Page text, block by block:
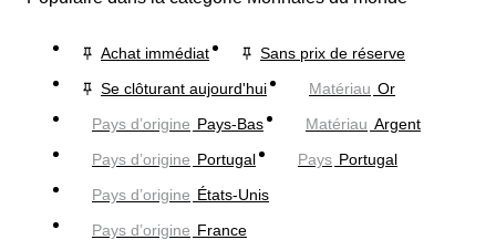
Achat immédiat
Sans prix de réserve
Se clôturant aujourd'hui
Matériau Or
Pays d’origine Pays-Bas Matériau Argent
Pays d’origine Portugal Pays Portugal
Pays d’origine États-Unis
Pays d’origine France